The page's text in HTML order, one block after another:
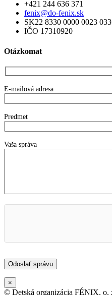
+421 244 636 371
fenix@do-fenix.sk
SK22 8330 0000 0023
IČO 17310920
Otázkomat
E-mailová adresa
Predmet
Vaša správa
×
© Detská organizácia FÉNIX,